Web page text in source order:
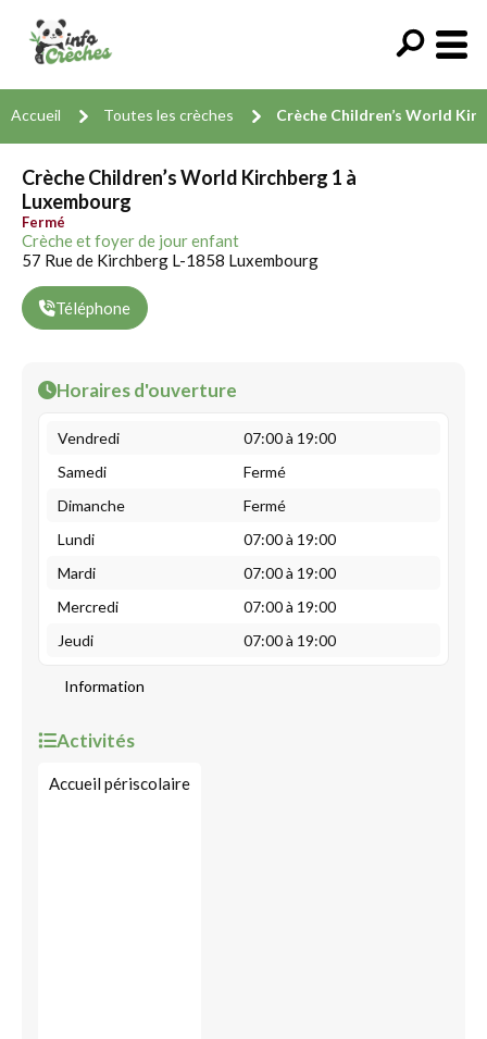
Accueil Toutes les crèches Crèche Children’s World
Crèche Children’s World Kirchberg 1 à
Luxembourg
Fermé
Crèche et foyer de jour enfant
57 Rue de Kirchberg L-1858 Luxembourg
Téléphone
Horaires d'ouverture
Vendredi
07:00 à 19:00
Samedi
Fermé
Dimanche
Fermé
Lundi
07:00 à 19:00
Mardi
07:00 à 19:00
Mercredi
07:00 à 19:00
Jeudi
07:00 à 19:00
Information
Activités
Accueil périscolaire